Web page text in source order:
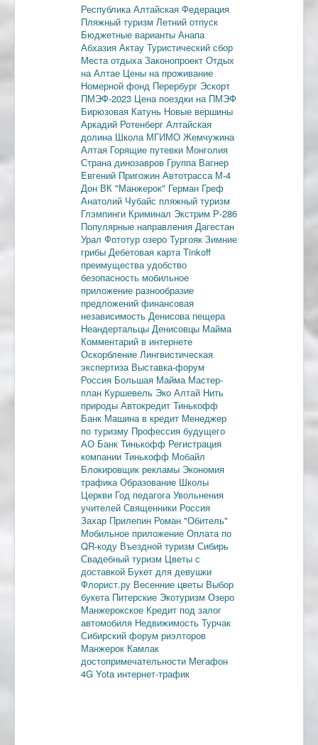
Республика Алтайская Федерация
Пляжный туризм Летний отпуск
Бюджетные варианты Анапа
Абхазия Актау Туристический сбор
Места отдыха Законопроект Отдых
на Алтае Цены на проживание
Номерной фонд Перербург Эскорт
ПМЭФ-2023 Цена поездки на ПМЭФ
Бирюзовая Катунь Новые вершины
Аркадий Ротенберг Алтайская
долина Школа МГИМО Жемчужина
Алтая Горящие путевки Монголия
Страна динозавров Группа Вагнер
Евгений Пригожин Автотрасса М-4
Дон ВК "Манжерок" Герман Греф
Анатолий Чубайс пляжный туризм
Глэмпинги Криминал Экстрим Р-286
Популярные направления Дагестан
Урал Фототур озеро Тургояк Зимние
грибы Дебетовая карта Tinkoff
преимущества удобство
безопасность мобильное
приложение разнообразие
предложений финансовая
независимость Денисова пещера
Неандертальцы Денисовцы Майма
Комментарий в интернете
Оскорбление Лингвистическая
экспертиза Выставка-форум
Россия Большая Майма Мастер-
план Куршевель Эко Алтай Нить
природы Автокредит Тинькофф
Банк Машина в кредит Менеджер
по туризму Профессия будущего
АО Банк Тинькофф Регистрация
компании Тинькофф Мобайл
Блокировщик рекламы Экономия
трафика Образование Школы
Церкви Год педагога Увольнения
учителей Священники Россия
Захар Прилепин Роман "Обитель"
Мобильное приложение Оплата по
QR-коду Въездной туризм Сибирь
Свадебный туризм Цветы с
доставкой Букет для девушки
Флорист.ру Весенние цветы Выбор
букета Питерские Экотуризм Озеро
Манжерокское Кредит под залог
автомобиля Недвижимость Турчак
Сибирский форум риэлторов
Манжерок Камлак
достопримечательности Мегафон
4G Yota интернет-трафик